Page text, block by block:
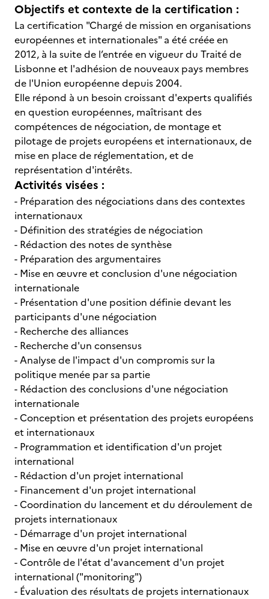
Objectifs et contexte de la certification :
La certification "Chargé de mission en organisations
européennes et internationales" a été créée en
2012, à la suite de l’entrée en vigueur du Traité de
Lisbonne et l'adhésion de nouveaux pays membres
de l'Union européenne depuis 2004.
Elle répond à un besoin croissant d'experts qualifiés
en question européennes, maîtrisant des
compétences de négociation, de montage et
pilotage de projets européens et internationaux, de
mise en place de réglementation, et de
représentation d'intérêts.
Activités visées :
- Préparation des négociations dans des contextes
internationaux
- Définition des stratégies de négociation
- Rédaction des notes de synthèse
- Préparation des argumentaires
- Mise en œuvre et conclusion d'une négociation
internationale
- Présentation d'une position définie devant les
participants d'une négociation
- Recherche des alliances
- Recherche d'un consensus
- Analyse de l'impact d'un compromis sur la
politique menée par sa partie
- Rédaction des conclusions d'une négociation
internationale
- Conception et présentation des projets européens
et internationaux
- Programmation et identification d'un projet
international
- Rédaction d'un projet international
- Financement d'un projet international
- Coordination du lancement et du déroulement de
projets internationaux
- Démarrage d'un projet international
- Mise en œuvre d'un projet international
- Contrôle de l'état d'avancement d'un projet
international ("monitoring")
- Évaluation des résultats de projets internationaux